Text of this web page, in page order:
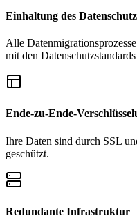
Einhaltung des
Alle
mit den
Ende-zu-Ende-
Ihre Daten sind durch SSL
geschützt.
Redundante Infrastruktur